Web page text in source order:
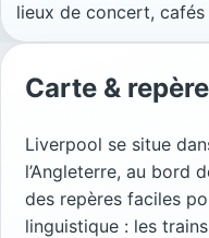
lieux de concert,
Carte &
Liverpool se situe
l’Angleterre, au bord
des repères faciles
linguistique : les